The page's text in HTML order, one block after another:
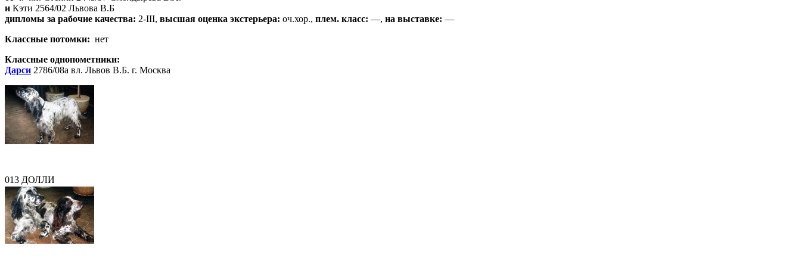
и Кэти 2564/02 Львова В.Б
дипломы за рабочие качества: 2-III, высшая оценка экстерьера: оч.хор., плем. класс: —, на выставке: —
Классные потомки: нет
Классные однопометники:
Дарси 2786/08а вл. Львов В.Б. г. Москва
013 ДОЛЛИ